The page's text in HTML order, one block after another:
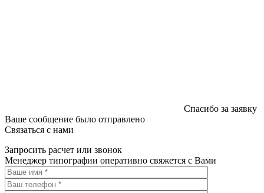
Спасибо за заявку
Ваше сообщение было отправлено
Связаться с нами
Запросить расчет или звонок
Менеджер типографии оперативно свяжется с Вами